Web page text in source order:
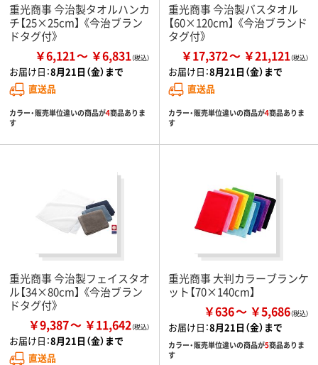
重光商事 今治製タオルハンカ
チ【25×25cm】 《今治ブラン
ドタグ付》
￥6,121 ￥6,831
お届け日：8月21日（金）まで
直送品
カラー・販売単位違いの商品が4商品ありま
す
重光商事 今治製バスタオル
【60×120cm】 《今治ブランド
タグ付》
￥17,372 ￥21,121
お届け日：8月21日（金）まで
直送品
カラー・販売単位違いの商品が4商品ありま
す
重光商事 今治製フェイスタオ
ル【34×80cm】 《今治ブラン
ドタグ付》
￥9,387 ￥11,642
お届け日：8月21日（金）まで
直送品
重光商事 大判カラーブランケ
ット【70×140cm】
￥636 ￥5,686
お届け日：8月21日（金）まで
カラー・販売単位違いの商品が5商品ありま
す